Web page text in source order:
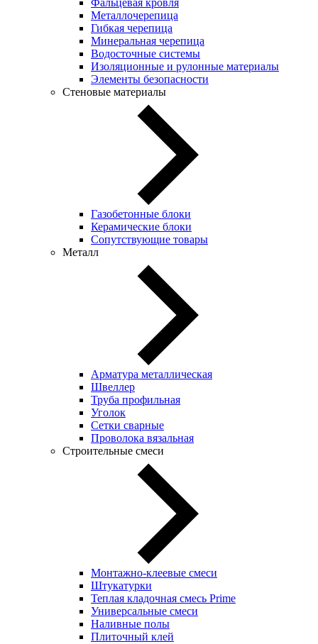
Металлочерепица
Гибкая черепица
Минеральная черепица
Водосточные системы
Изоляционные и рулонные материалы
Элементы безопасности
Стеновые материалы
Газобетонные блоки
Керамические блоки
Сопутствующие товары
Металл
Арматура металлическая
Швеллер
Труба профильная
Уголок
Сетки сварные
Проволока вязальная
Строительные смеси
Монтажно-клеевые смеси
Штукатурки
Теплая кладочная смесь Prime
Универсальные смеси
Наливные полы
Плиточный клей